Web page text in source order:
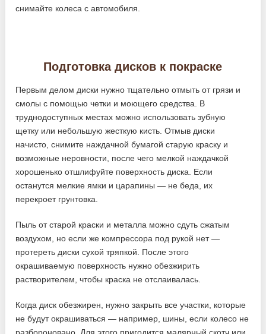
снимайте колеса с автомобиля.
Подготовка дисков к покраске
Первым делом диски нужно тщательно отмыть от грязи и
смолы с помощью четки и моющего средства. В
труднодоступных местах можно использовать зубную
щетку или небольшую жесткую кисть. Отмыв диски
начисто, снимите наждачной бумагой старую краску и
возможные неровности, после чего мелкой наждачкой
хорошенько отшлифуйте поверхность диска. Если
останутся мелкие ямки и царапины — не беда, их
перекроет грунтовка.
Пыль от старой краски и металла можно сдуть сжатым
воздухом, но если же компрессора под рукой нет —
протереть диски сухой тряпкой. После этого
окрашиваемую поверхность нужно обезжирить
растворителем, чтобы краска не отслаивалась.
Когда диск обезжирен, нужно закрыть все участки, которые
не будут окрашиваться — например, шины, если колесо не
разбороновано. Для этого пригодится малярный скотч или